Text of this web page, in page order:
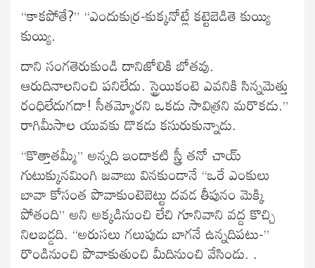
“కాకపోతే?” “ఎందుకుర్ర-కుక్కనోట్లే కట్టెబెడితె కుయ్యి
కుయ్యి.
దాని సంగతెరుకుండి దానిజోలికి బోతవు.
ఆరుదినాలనించి పనిలేదు. స్ట్రెయికంటె ఎవనికి సిన్నమెత్తు
రంధిలేదుగదా! సీతమ్మోరని ఒకడు సావిత్రని మరొకడు.”
రాగిమీసాల యువకు డొకడు కసురుకున్నాడు.
“కొత్తాతమ్మీ” అన్నది ఇందాకటి స్త్రీ తనో చాయ్
గుటుక్కునమింగి జవాబు వినకుండానే “ఒరే ఎంకులు
బావా కోసంత పొవాకుంటెబెట్టు దవడ తీపునం మెక్కి
పోతంది” అని అక్కడినుంచి లేచి గూనివాని వద్ద కొచ్చి
నిలబడ్డది. “అరుసలు గలుపుడు బాగనే ఉన్నదిపటు-”
రొండినుంచి పొవాకుతుంచి మీదినుంచి వేసిండు. .